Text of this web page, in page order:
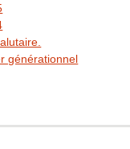
générationnel